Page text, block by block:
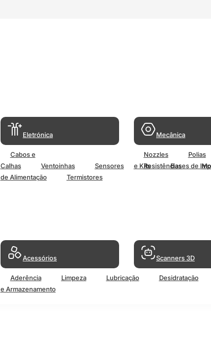
Eletrónica
Cabos e
Calhas
Ventoinhas Sensores Resistências
de Alimentação
Termistores
Mecânica
Nozzles Polias
e Kits
Bases de
Acessórios
Aderência Limpeza Lubricação
Desidratação
e Armazenamento
Scanners 3D